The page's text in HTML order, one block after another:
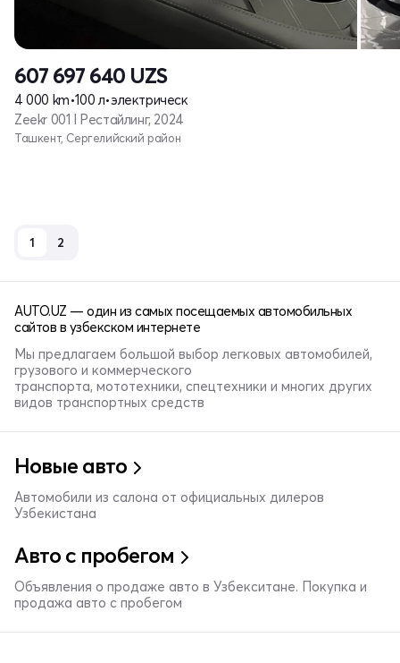
607 697 640 UZS
4 000 km•100 л•электрическ
Zeekr 001 I Рестайлинг, 2024
Ташкент, Сергелийский район
1 2
AUTO.UZ — один из самых посещаемых автомобильных
сайтов в узбекском интернете
Мы предлагаем большой выбор легковых автомобилей,
грузового и коммерческого
транспорта, мототехники, спецтехники и многих других
видов транспортных средств
Новые авто
Автомобили из салона от официальных дилеров
Узбекистана
Авто с пробегом
Объявления о продаже авто в Узбекситане. Покупка и
продажа авто с пробегом